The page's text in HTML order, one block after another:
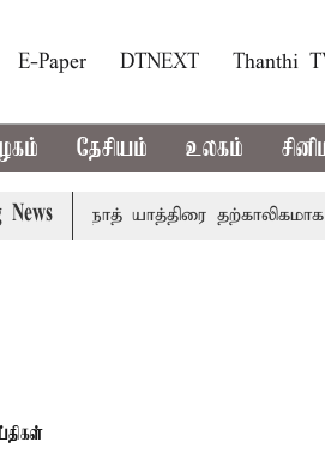
E-Paper DTNEXT Thanthi
தேசியம் உலகம்
News
அமர்நாத் யாத்திரை தற்காலிகமாக